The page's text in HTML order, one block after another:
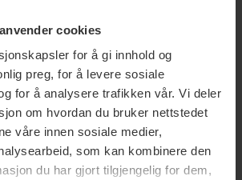
cookies
for å gi innhold og
preg, for å levere sosiale
for å analysere trafikken vår. Vi deler
om hvordan du bruker nettstedet
våre innen sosiale medier,
som kan kombinere den
du har gjort tilgjengelig for dem,